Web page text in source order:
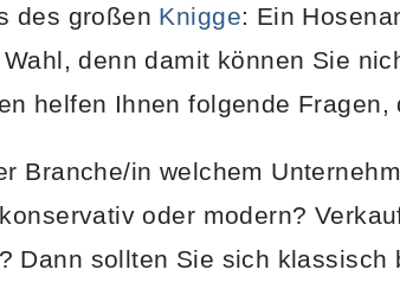
des großen Knigge: Ein
denn damit können Sie
helfen Ihnen folgende Fragen,
Branche/in welchem
oder modern?
Dann sollten Sie sich